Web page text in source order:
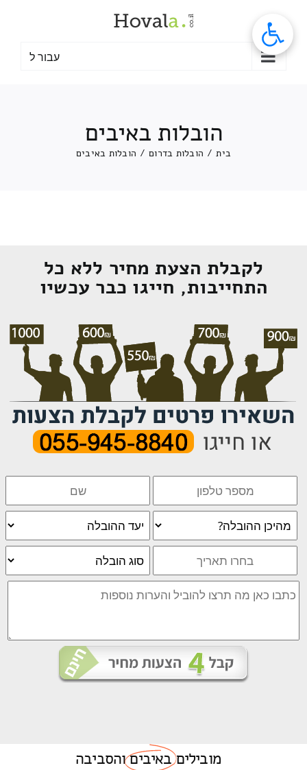
עבור ל
הובלות באיבים
בית / הובלות בדרום / הובלות באיבים
לקבלת הצעת מחיר ללא כל
התחייבות, חייגו כבר עכשיו
מוביליםבאיביםוהסביבה